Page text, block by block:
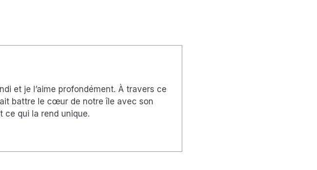
et je l’aime profondément. À travers ce
battre le cœur de notre île avec son
ce qui la rend unique.